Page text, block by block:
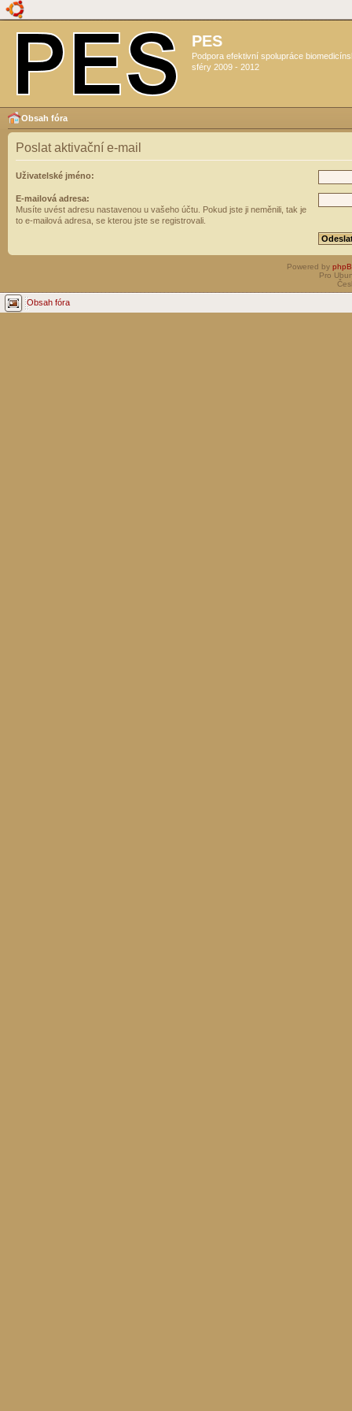
PES
Podpora efektivní spolupráce
sféry 2009 - 2012
Obsah fóra
Poslat aktivační e-mail
Uživatelské jméno:
E-mailová adresa:
Musíte uvést adresu nastavenou u vašeho účtu. Pokud jste ji neměnili, tak je
to e-mailová adresa, se kterou jste se registrovali.
Powered by
Pro
Obsah fóra